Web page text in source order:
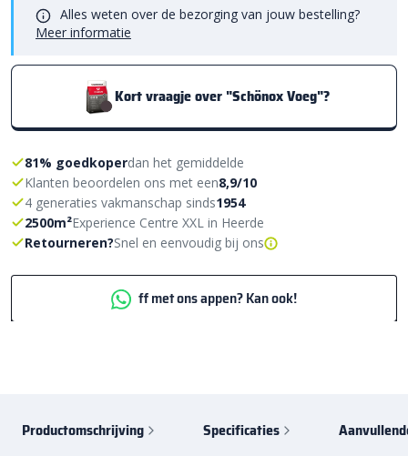
Alles weten over de bezorging van jouw bestelling?
Meer informatie
Kort vraagje over "Schönox Voeg"?
81% goedkoperdan het gemiddelde
Klanten beoordelen ons met een8,9/10
4 generaties vakmanschap sinds1954
2500m²Experience Centre XXL in Heerde
Retourneren?Snel en eenvoudig bij ons
ff met ons appen? Kan ook!
Productomschrijving Specificaties